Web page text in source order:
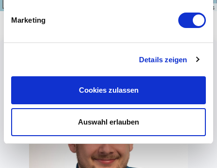
Marketing
Details zeigen
Cookies zulassen
Auswahl erlauben
contributors